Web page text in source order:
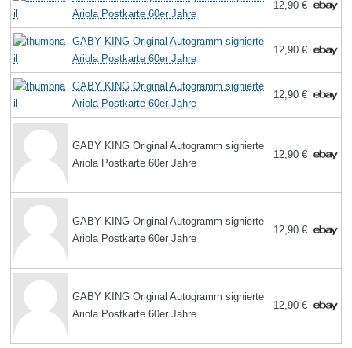
Ariola Postkarte 60er Jahre
12,90 €
GABY KING Original Autogramm signierte
Ariola Postkarte 60er Jahre
12,90 €
GABY KING Original Autogramm signierte
Ariola Postkarte 60er Jahre
12,90 €
GABY KING Original Autogramm signierte
Ariola Postkarte 60er Jahre
12,90 €
GABY KING Original Autogramm signierte
Ariola Postkarte 60er Jahre
12,90 €
GABY KING Original Autogramm signierte
Ariola Postkarte 60er Jahre
12,90 €